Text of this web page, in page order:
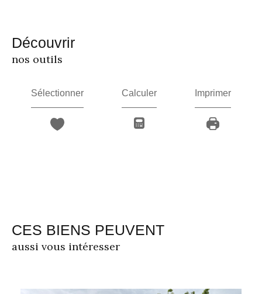
découvrir
nos outils
Sélectionner Calculer Imprimer
CES BIENS PEUVENT
aussi vous intéresser